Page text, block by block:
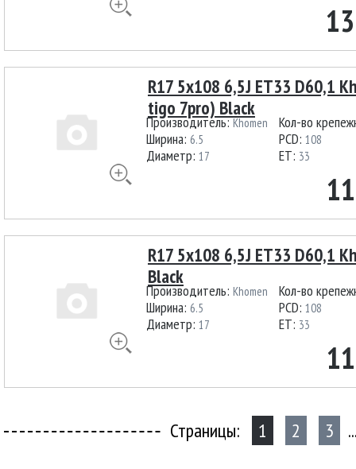
R17 5x108 6,5J ET33 D60,1
tigo 7pro) Black
Производитель:Khomen
Ширина: 6.5
Диаметр: 17
Кол-во
PCD: 108
ET: 33
R17 5x108 6,5J ET33 D60,1
Black
Производитель: Khomen
Ширина: 6.5
Диаметр: 17
Кол-во
PCD: 108
ET: 33
Страницы: 1 2 3